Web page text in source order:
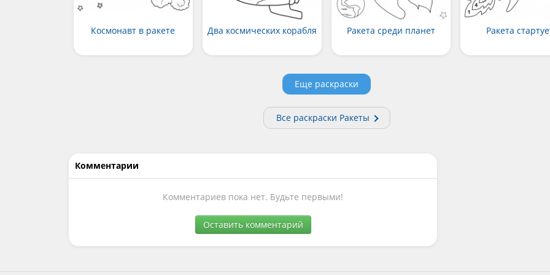
Космонавт в ракете Два космических корабля Ракета среди планет Ракета
Еще раскраски
Все раскраски Ракеты
Комментарии
Комментариев пока нет. Будьте первыми!
Оставить комментарий